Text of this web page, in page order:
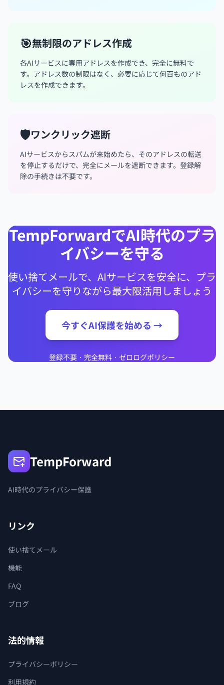
🎯無制限のアドレス作成
各AIサービスに専用アドレスを作成でき、完全に無料で
す。アドレス数の制限はなく、必要に応じて何百ものアド
レスを作成できます。
🛡️ワンクリック遮断
AIサービスからスパムが来始めたら、そのアドレスの転送
を停止するだけで、完全にメールを遮断できます。登録解
除の手続きは不要です。
TempForwardでAI時代のプラ
イバシーを守る
使い捨てメールで、AIサービスを安全に、プラ
イバシーを守りながら最大限活用しましょう
今すぐAI保護を始める →
登録不要 · 完全無料 · ゼロログポリシー
TempForward
AI時代のプライバシー保護
リンク
使い捨てメール
機能
FAQ
ブログ
法的情報
プライバシーポリシー
利用規約